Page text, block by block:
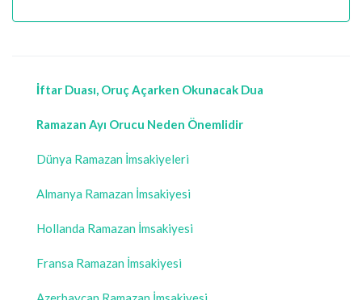
İftar Duası, Oruç Açarken Okunacak Dua
Ramazan Ayı Orucu Neden Önemlidir
Dünya Ramazan İmsakiyeleri
Almanya Ramazan İmsakiyesi
Hollanda Ramazan İmsakiyesi
Fransa Ramazan İmsakiyesi